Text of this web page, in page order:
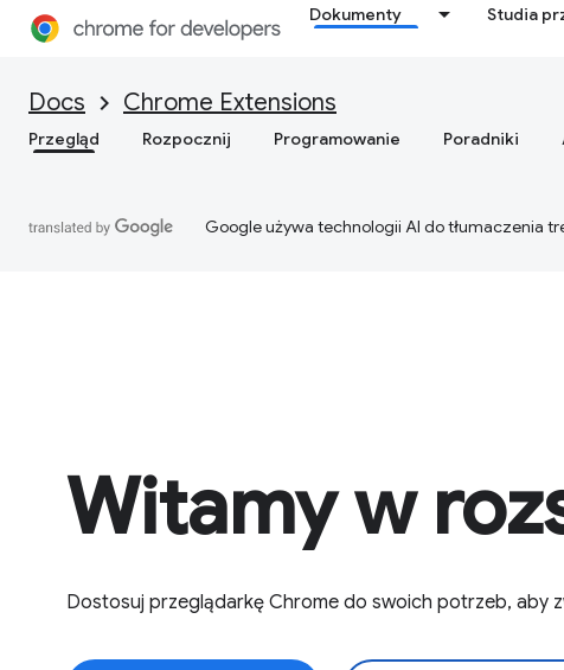
Dokumenty Studia
Docs Chrome Extensions
Przegląd Rozpocznij Programowanie Poradniki
Google używa technologii AI do tłumaczenia
Witamy w
Dostosuj przeglądarkę Chrome do swoich potrzeb, aby